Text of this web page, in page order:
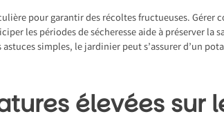
pour garantir des récoltes fructueuses. Gérer
les périodes de sécheresse aide à préserver la
simples, le jardinier peut s’assurer d’un
élevées sur